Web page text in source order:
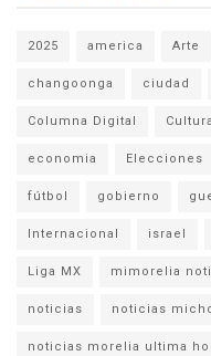
2025 america Arte
changoonga ciudad
Columna Digital Cultura
economia Elecciones
fútbol gobierno
Internacional israel
Liga MX mimorelia
noticias noticias
noticias morelia ultima